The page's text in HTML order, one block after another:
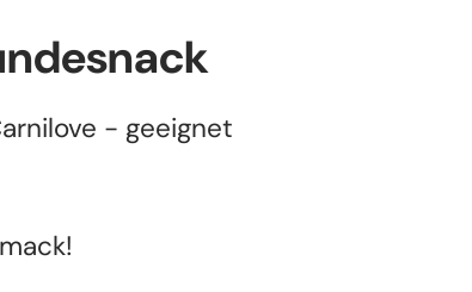
- geeignet